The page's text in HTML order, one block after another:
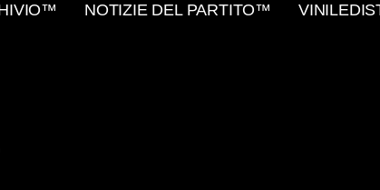
NOTIZIE DEL PARTITO™